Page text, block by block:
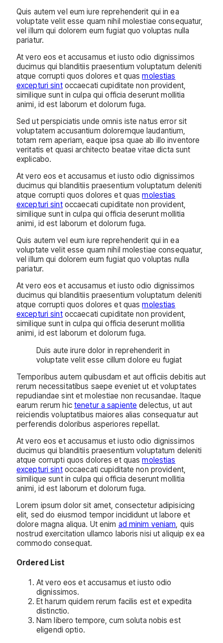
Quis autem vel eum iure reprehenderit qui in ea
voluptate velit esse quam nihil molestiae consequatur,
vel illum qui dolorem eum fugiat quo voluptas nulla
pariatur.
At vero eos et accusamus et iusto odio dignissimos
ducimus qui blanditiis praesentium voluptatum deleniti
atque corrupti quos dolores et quasmolestias
excepturi sintoccaecati cupiditate non provident,
similique sunt in culpa qui officia deserunt mollitia
animi, id est laborum et dolorum fuga.
Sed ut perspiciatis unde omnis iste natus error sit
voluptatem accusantium doloremque laudantium,
totam rem aperiam, eaque ipsa quae ab illo inventore
veritatis et quasi architecto beatae vitae dicta sunt
explicabo.
At vero eos et accusamus et iusto odio dignissimos
ducimus qui blanditiis praesentium voluptatum deleniti
atque corrupti quos dolores et quasmolestias
excepturi sintoccaecati cupiditate non provident,
similique sunt in culpa qui officia deserunt mollitia
animi, id est laborum et dolorum fuga.
Quis autem vel eum iure reprehenderit qui in ea
voluptate velit esse quam nihil molestiae consequatur,
vel illum qui dolorem eum fugiat quo voluptas nulla
pariatur.
At vero eos et accusamus et iusto odio dignissimos
ducimus qui blanditiis praesentium voluptatum deleniti
atque corrupti quos dolores et quasmolestias
excepturi sintoccaecati cupiditate non provident,
similique sunt in culpa qui officia deserunt mollitia
animi, id est laborum et dolorum fuga.
Duis aute irure dolor in reprehenderit in
voluptate velit esse cillum dolore eu fugiat
Temporibus autem quibusdam et aut officiis debitis aut
rerum necessitatibus saepe eveniet ut et voluptates
repudiandae sint et molestiae non recusandae. Itaque
earum rerum hic tenetur a sapiente delectus, ut aut
reiciendis voluptatibus maiores alias consequatur aut
perferendis doloribus asperiores repellat.
At vero eos et accusamus et iusto odio dignissimos
ducimus qui blanditiis praesentium voluptatum deleniti
atque corrupti quos dolores et quasmolestias
excepturi sintoccaecati cupiditate non provident,
similique sunt in culpa qui officia deserunt mollitia
animi, id est laborum et dolorum fuga.
Lorem ipsum dolor sit amet, consectetur adipisicing
elit, sed do eiusmod tempor incididunt ut labore et
dolore magna aliqua. Ut enim ad minim veniam, quis
nostrud exercitation ullamco laboris nisi ut aliquip ex ea
commodo consequat.
Ordered List
At vero eos et accusamus et iusto odio
dignissimos.
Et harum quidem rerum facilis est et expedita
distinctio.
Nam libero tempore, cum soluta nobis est
eligendi optio.